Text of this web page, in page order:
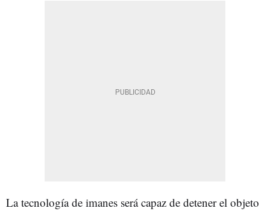
La tecnología de imanes será capaz de detener el objeto